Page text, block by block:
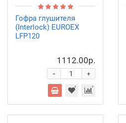
Гофра глушителя
(Interlock) EUROEX
LFP120
1112.00р.
+
-